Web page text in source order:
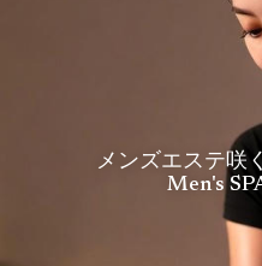
メンズエステ咲
Men's